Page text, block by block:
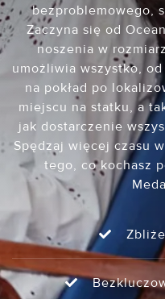
bezproblemowego,
Zaczyna się od
noszenia w
umożliwia wszystko,
na pokład po
miejscu na statku, a
jak dostarczenie
Spędzaj więcej czasu
tego, co kochasz